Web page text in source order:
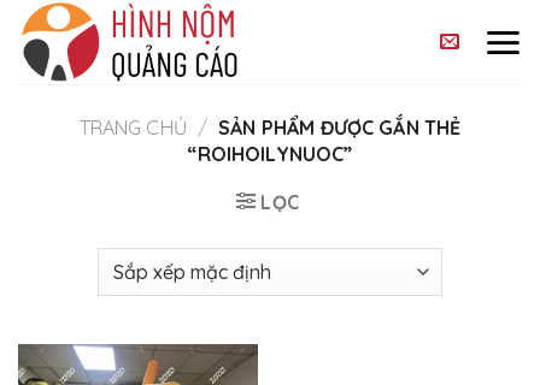
Skip
content
TRANG CHỦ / SẢN PHẨM ĐƯỢC GẮN THẺ
“ROIHOILYNUOC”
LỌC